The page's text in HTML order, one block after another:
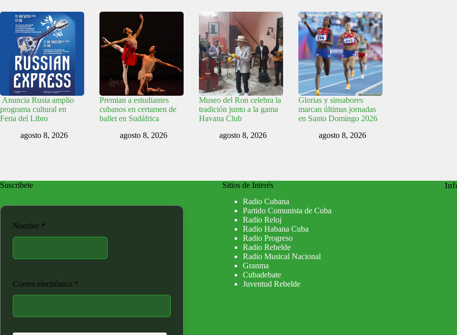
Anuncia Rusia amplio
programa cultural en
Feria del Libro
agosto 8, 2026
Premian a estudiantes
cubanos en certamen de
ballet en Sudáfrica
agosto 8, 2026
Museo del Ron celebra la
tradición junto a la gama
Havana Club
agosto 8, 2026
Glorias y sinsabores
marcan últimas jornadas
en Santo Domingo 2026
agosto 8, 2026
Suscribete
Nombre *
Correo electrónico *
Sitios de Interés
Radio Cubana
Partido Comunista de Cuba
Radio Reloj
Radio Habana Cuba
Radio Progreso
Radio Rebelde
Radio Musical Nacional
Granma
Cubadebate
Juventud Rebelde